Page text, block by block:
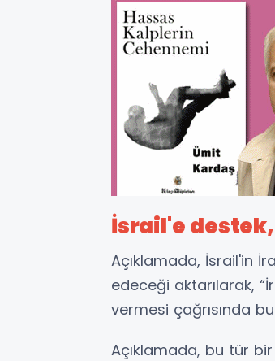
İsrail'e
Açıklamada, İsrail'in
edeceği aktarılarak,
vermesi çağrısında
Açıklamada, bu tür